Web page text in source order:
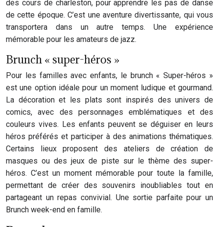
des cours de charleston, pour apprendre les pas de danse
de cette époque. C’est une aventure divertissante, qui vous
transportera dans un autre temps. Une expérience
mémorable pour les amateurs de jazz.
Brunch « super-héros »
Pour les familles avec enfants, le brunch « Super-héros »
est une option idéale pour un moment ludique et gourmand.
La décoration et les plats sont inspirés des univers de
comics, avec des personnages emblématiques et des
couleurs vives. Les enfants peuvent se déguiser en leurs
héros préférés et participer à des animations thématiques.
Certains lieux proposent des ateliers de création de
masques ou des jeux de piste sur le thème des super-
héros. C’est un moment mémorable pour toute la famille,
permettant de créer des souvenirs inoubliables tout en
partageant un repas convivial. Une sortie parfaite pour un
Brunch week-end en famille.